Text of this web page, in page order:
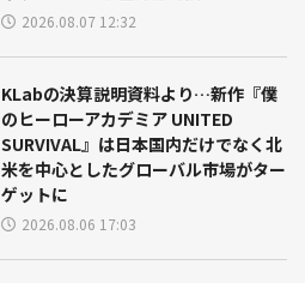
2026.08.07 12:32
KLabの決算説明資料より…新作『僕
のヒーローアカデミア UNITED
SURVIVAL』は日本国内だけでなく北
米を中心としたグローバル市場がター
ゲットに
2026.08.06 17:03